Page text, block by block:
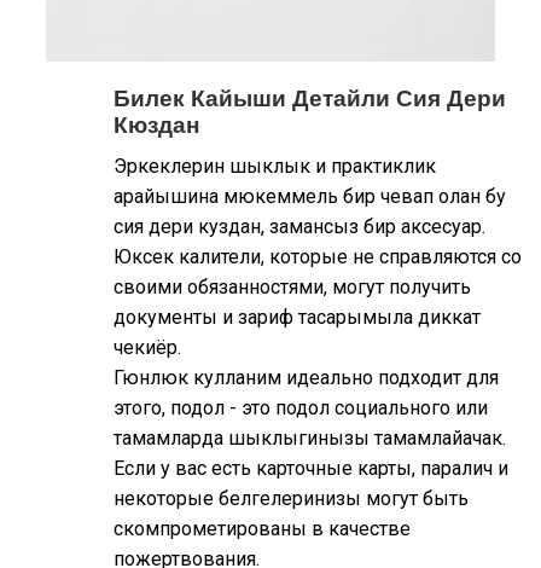
Билек Кайыши Детайли Сия Дери
Кюздан
Эркеклерин шыклык и практиклик
арайышина мюкеммель бир чевап олан бу
сия дери куздан, замансыз бир аксесуар.
Юксек калители, которые не справляются со
своими обязанностями, могут получить
документы и зариф тасарымыла диккат
чекиёр.
Гюнлюк кулланим идеально подходит для
этого, подол - это подол социального или
тамамларда шыклыгинызы тамамлайачак.
Если у вас есть карточные карты, паралич и
некоторые белгелеринизы могут быть
скомпрометированы в качестве
пожертвования.